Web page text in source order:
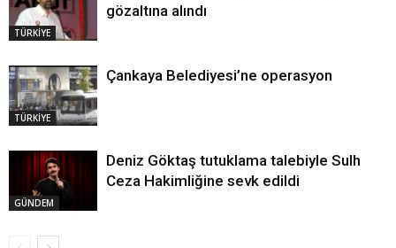
TÜRKİYE
gözaltına alındı
TÜRKİYE
Çankaya Belediyesi’ne operasyon
GÜNDEM
Deniz Göktaş tutuklama talebiyle Sulh
Ceza Hakimliğine sevk edildi